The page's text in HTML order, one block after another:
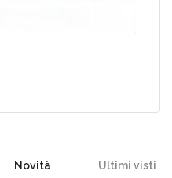
Novità Ultimi visti